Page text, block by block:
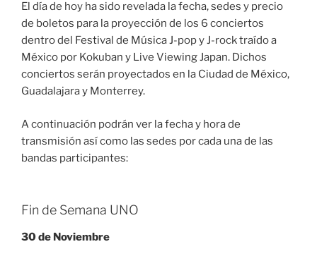
El día de hoy ha sido revelada la fecha, sedes y precio
de boletos para la proyección de los 6 conciertos
dentro del Festival de Música J-pop y J-rock traído a
México por Kokuban y Live Viewing Japan. Dichos
conciertos serán proyectados en la Ciudad de México,
Guadalajara y Monterrey.
A continuación podrán ver la fecha y hora de
transmisión así como las sedes por cada una de las
bandas participantes:
Fin de Semana UNO
30 de Noviembre